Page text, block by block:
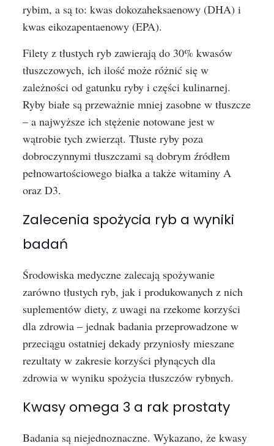
rybim, a są to: kwas dokozaheksaenowy (DHA) i
kwas eikozapentaenowy (EPA).
Filety z tłustych ryb zawierają do 30% kwasów
tłuszczowych, ich ilość może różnić się w
zależności od gatunku ryby i części kulinarnej.
Ryby białe są przeważnie mniej zasobne w tłuszcze
– a najwyższe ich stężenie notowane jest w
wątrobie tych zwierząt. Tłuste ryby poza
dobroczynnymi tłuszczami są dobrym źródłem
pełnowartościowego białka a także witaminy A
oraz D3.
Zalecenia spożycia ryb a wyniki
badań
Środowiska medyczne zalecają spożywanie
zarówno tłustych ryb, jak i produkowanych z nich
suplementów diety, z uwagi na rzekome korzyści
dla zdrowia – jednak badania przeprowadzone w
przeciągu ostatniej dekady przyniosły mieszane
rezultaty w zakresie korzyści płynących dla
zdrowia w wyniku spożycia tłuszczów rybnych.
Kwasy omega 3 a rak prostaty
Badania są niejednoznaczne. Wykazano, że kwasy